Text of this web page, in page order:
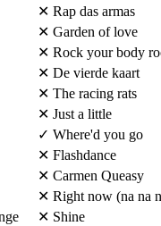
✕ Rap das armas
✕ Garden of love
✕ Rock your body
✕ De vierde kaart
✕ The racing rats
✕ Just a little
✓ Where'd you go
✕ Flashdance
✕ Carmen Queasy
✕ Right now (na na
✕ Shine